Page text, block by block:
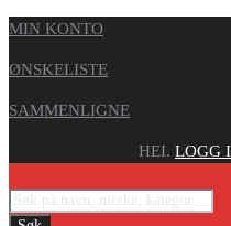
MIN KONTO
ØNSKELISTE
SAMMENLIGNE
HEI. LOGG